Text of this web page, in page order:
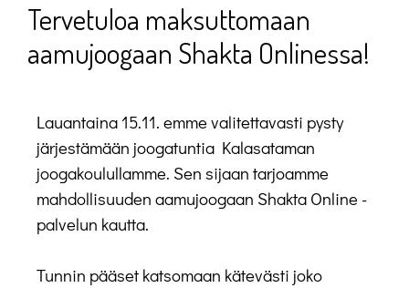
Tervetuloa maksuttomaan
aamujoogaan Shakta Onlinessa!
Lauantaina 15.11. emme valitettavasti pysty
järjestämään joogatuntia Kalasataman
joogakoulullamme. Sen sijaan tarjoamme
mahdollisuuden aamujoogaan Shakta Online -
palvelun kautta.
Tunnin pääset katsomaan kätevästi joko